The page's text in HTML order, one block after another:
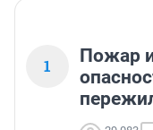
1
Пожар